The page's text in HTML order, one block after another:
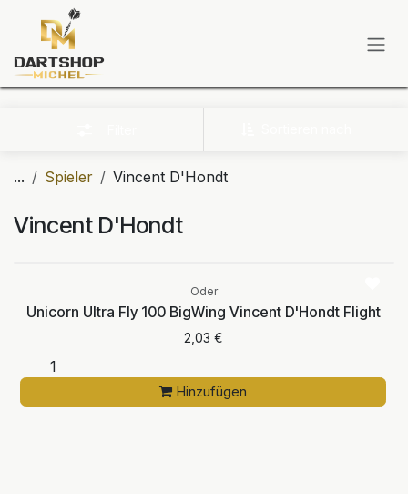
Zum Inhalt springen
... Spieler Vincent D'Hondt
Vincent D'Hondt
Oder
Unicorn Ultra Fly 100 BigWing Vincent D'Hondt Flight
2,03 €
Hinzufügen